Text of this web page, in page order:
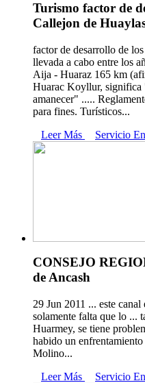
Turismo factor de
Callejon de
factor de desarrollo de
llevada a cabo entre los
Aija - Huaraz 165 km
Huarac Koyllur, significa
amanecer" .....
para fines. Turísticos...
Leer Más
Servicio
CONSEJO
de Ancash
29 Jun 2011 ... este
solamente falta que lo ...
Huarmey, se tiene
habido un
Molino...
Leer Más
Servicio